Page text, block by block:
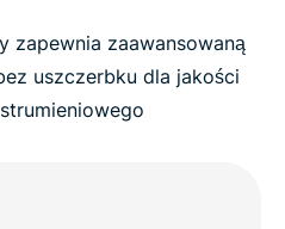
zapewnia zaawansowaną
uszczerbku dla jakości